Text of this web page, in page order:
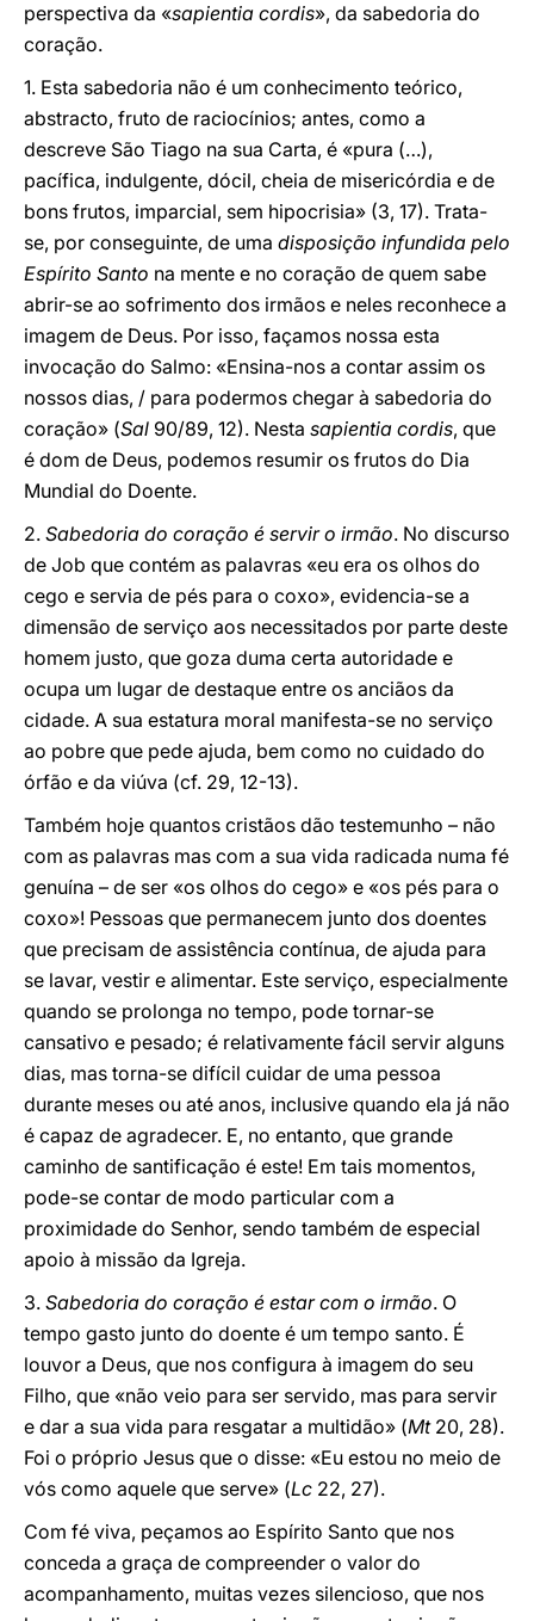
perspectiva da «sapientia cordis», da sabedoria do
coração.
1. Esta sabedoria não é um conhecimento teórico,
abstracto, fruto de raciocínios; antes, como a
descreve São Tiago na sua Carta, é «pura (…),
pacífica, indulgente, dócil, cheia de misericórdia e de
bons frutos, imparcial, sem hipocrisia» (3, 17). Trata-
se, por conseguinte, de uma disposição infundida pelo
Espírito Santo na mente e no coração de quem sabe
abrir-se ao sofrimento dos irmãos e neles reconhece a
imagem de Deus. Por isso, façamos nossa esta
invocação do Salmo: «Ensina-nos a contar assim os
nossos dias, / para podermos chegar à sabedoria do
coração» (Sal 90/89, 12). Nesta sapientia cordis, que
é dom de Deus, podemos resumir os frutos do Dia
Mundial do Doente.
2. Sabedoria do coração é servir o irmão. No discurso
de Job que contém as palavras «eu era os olhos do
cego e servia de pés para o coxo», evidencia-se a
dimensão de serviço aos necessitados por parte deste
homem justo, que goza duma certa autoridade e
ocupa um lugar de destaque entre os anciãos da
cidade. A sua estatura moral manifesta-se no serviço
ao pobre que pede ajuda, bem como no cuidado do
órfão e da viúva (cf. 29, 12-13).
Também hoje quantos cristãos dão testemunho – não
com as palavras mas com a sua vida radicada numa fé
genuína – de ser «os olhos do cego» e «os pés para o
coxo»! Pessoas que permanecem junto dos doentes
que precisam de assistência contínua, de ajuda para
se lavar, vestir e alimentar. Este serviço, especialmente
quando se prolonga no tempo, pode tornar-se
cansativo e pesado; é relativamente fácil servir alguns
dias, mas torna-se difícil cuidar de uma pessoa
durante meses ou até anos, inclusive quando ela já não
é capaz de agradecer. E, no entanto, que grande
caminho de santificação é este! Em tais momentos,
pode-se contar de modo particular com a
proximidade do Senhor, sendo também de especial
apoio à missão da Igreja.
3. Sabedoria do coração é estar com o irmão. O
tempo gasto junto do doente é um tempo santo. É
louvor a Deus, que nos configura à imagem do seu
Filho, que «não veio para ser servido, mas para servir
e dar a sua vida para resgatar a multidão» (Mt20, 28).
Foi o próprio Jesus que o disse: «Eu estou no meio de
vós como aquele que serve» (Lc 22, 27).
Com fé viva, peçamos ao Espírito Santo que nos
conceda a graça de compreender o valor do
acompanhamento, muitas vezes silencioso, que nos